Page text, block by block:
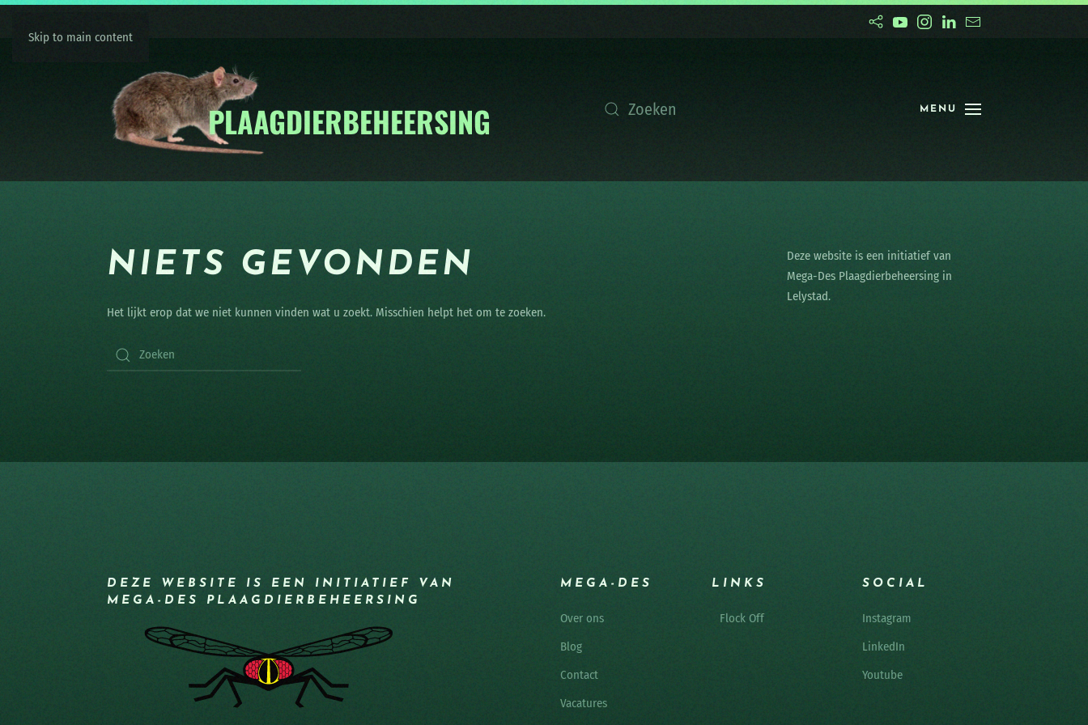
Skip to main content
MENU
NIETS GEVONDEN
Het lijkt erop dat we niet kunnen vinden wat u zoekt. Misschien helpt het om te zoeken.
Deze website is een initiatief van
Mega-Des Plaagdierbeheersing in
Lelystad.
DEZE WEBSITE IS EEN INITIATIEF VAN
MEGA-DES PLAAGDIERBEHEERSING
MEGA-DES
Over ons
Blog
Contact
Vacatures
LINKS
Flock Off
SOCIAL
Instagram
LinkedIn
Youtube